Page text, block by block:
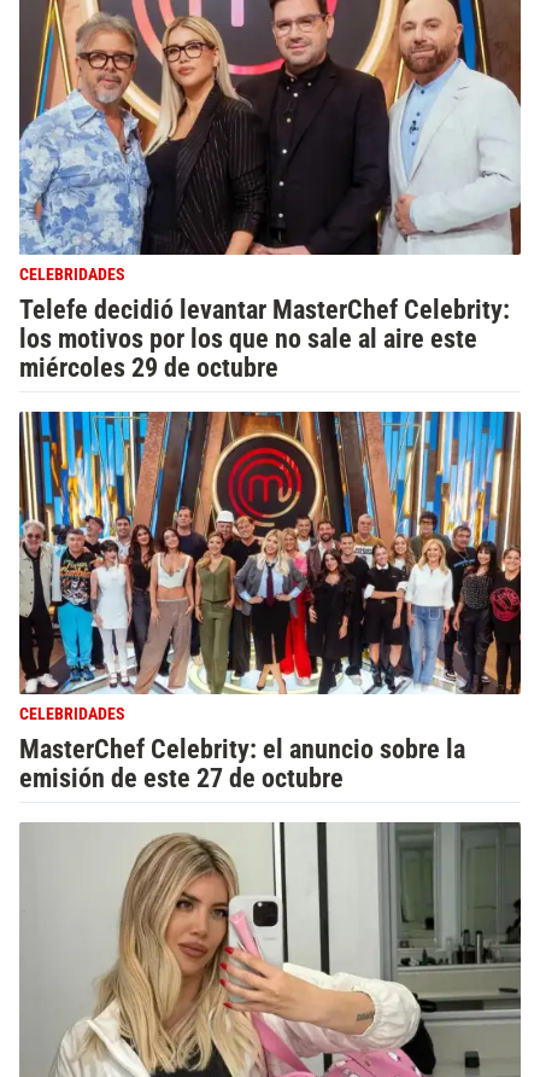
CELEBRIDADES
Telefe decidió levantar MasterChef Celebrity:
los motivos por los que no sale al aire este
miércoles 29 de octubre
CELEBRIDADES
MasterChef Celebrity: el anuncio sobre la
emisión de este 27 de octubre